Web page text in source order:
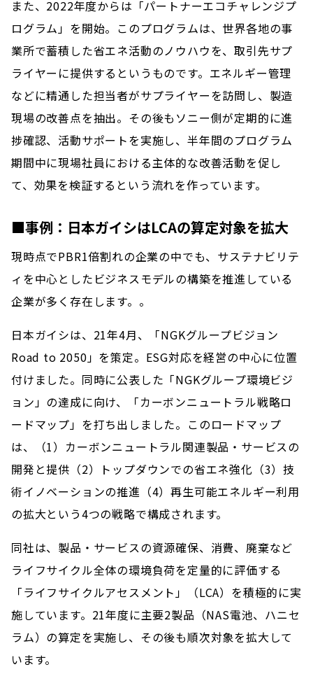
また、2022年度からは「パートナーエコチャレンジプ
ログラム」を開始。このプログラムは、世界各地の事
業所で蓄積した省エネ活動のノウハウを、取引先サプ
ライヤーに提供するというものです。エネルギー管理
などに精通した担当者がサプライヤーを訪問し、製造
現場の改善点を抽出。その後もソニー側が定期的に進
捗確認、活動サポートを実施し、半年間のプログラム
期間中に現場社員における主体的な改善活動を促し
て、効果を検証するという流れを作っています。
■事例：日本ガイシはLCAの算定対象を拡大
現時点でPBR1倍割れの企業の中でも、サステナビリテ
ィを中心としたビジネスモデルの構築を推進している
企業が多く存在します。。
日本ガイシは、21年4月、「NGKグループビジョン
Road to 2050」を策定。ESG対応を経営の中心に位置
付けました。同時に公表した「NGKグループ環境ビジ
ョン」の達成に向け、「カーボンニュートラル戦略ロ
ードマップ」を打ち出しました。このロードマップ
は、（1）カーボンニュートラル関連製品・サービスの
開発と提供（2）トップダウンでの省エネ強化（3）技
術イノベーションの推進（4）再生可能エネルギー利用
の拡大という4つの戦略で構成されます。
同社は、製品・サービスの資源確保、消費、廃棄など
ライフサイクル全体の環境負荷を定量的に評価する
「ライフサイクルアセスメント」（LCA）を積極的に実
施しています。21年度に主要2製品（NAS電池、ハニセ
ラム）の算定を実施し、その後も順次対象を拡大して
います。